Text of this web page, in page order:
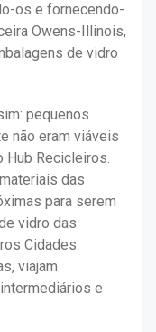
os e fornecendo-
Owens-Illinois,
de vidro
pequenos
não eram viáveis
Hub Recicleiros.
das
para serem
vidro das
Cidades.
viajam
e